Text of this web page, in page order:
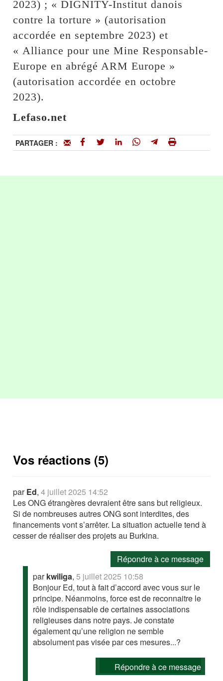
2023) ; « DIGNITY-Institut danois
contre la torture » (autorisation
accordée en septembre 2023) et
« Alliance pour une Mine Responsable-
Europe en abrégé ARM Europe »
(autorisation accordée en octobre
2023).
Lefaso.net
PARTAGER :
Vos réactions (5)
parEd,4 juillet 2025 14:52
Les ONG étrangères devraient être sans but religieux.
Si de nombreuses autres ONG sont interdites, des
financements vont s’arrêter. La situation actuelle tend à
cesser de réaliser des projets au Burkina.
Répondre à ce message
parkwiliga,5 juillet 2025 10:58
Bonjour Ed, tout à fait d’accord avec vous sur le
principe. Néanmoins, force est de reconnaitre le
rôle indispensable de certaines associations
religieuses dans notre pays. Je constate
également qu’une religion ne semble
absolument pas visée par ces mesures...?
Répondre à ce message